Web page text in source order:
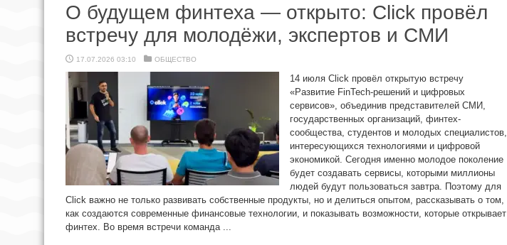
О будущем финтеха — открыто: Click провёл
встречу для молодёжи, экспертов и СМИ
17.07.2026 03:10 ОБЩЕСТВО
14 июля Click провёл открытую встречу
«Развитие FinTech-решений и цифровых
сервисов», объединив представителей СМИ,
государственных организаций, финтех-
сообщества, студентов и молодых специалистов,
интересующихся технологиями и цифровой
экономикой. Сегодня именно молодое поколение
будет создавать сервисы, которыми миллионы
людей будут пользоваться завтра. Поэтому для
Click важно не только развивать собственные продукты, но и делиться опытом, рассказывать о том,
как создаются современные финансовые технологии, и показывать возможности, которые открывает
финтех. Во время встречи команда ...